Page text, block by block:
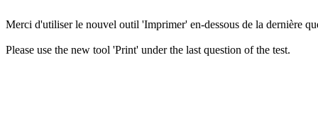
Merci d'utiliser le nouvel outil 'Imprimer' en-dessous de la dernière
Please use the new tool 'Print' under the last question of the test.